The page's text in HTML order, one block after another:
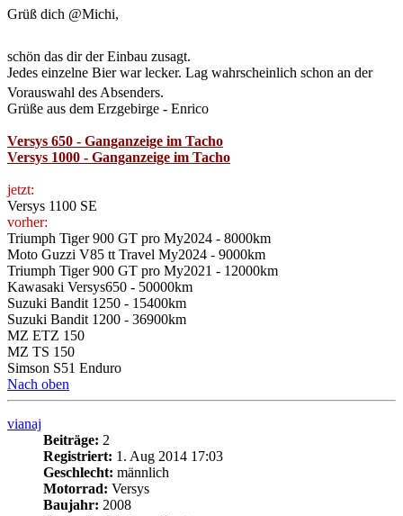
jetzt:
Triumph Tiger 900 GT pro My2024 - 8000km
Moto Guzzi V85 tt Travel My2024 - 9000km
Triumph Tiger 900 GT pro My2021 - 12000km
Kawasaki Versys650 - 50000km
Suzuki Bandit 1200 - 36900km
MZ ETZ 150
Simson S51 Enduro
Nach oben
vianaj
Beiträge:2
Registriert:1. Aug 2014 17:03
Geschlecht:männlich
Motorrad:Versys
Baujahr:2008
Farbe des Motorrads:
zurückgelegte Kilometer:
Re: Versys 650 Ganganzeige im Tacho
Beitrag vonvianaj»19. Aug 2014 12:25
Wo können wir kaufen ein, von denen ?? Danke!
Nach oben